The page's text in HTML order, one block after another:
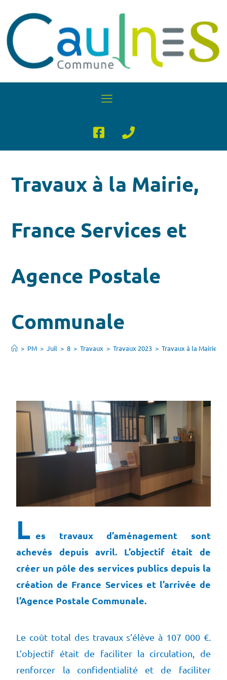
Travaux à la Mairie,
France Services et
Agence Postale
Communale
> PM > Juil > 8 > Travaux > Travaux 2023 > Travaux à la Mairie,
L es travaux d’aménagement sont
achevés depuis avril. L’objectif était de
créer un pôle des services publics depuis la
création de France Services et l’arrivée de
l’Agence Postale Communale.
Le coût total des travaux s’élève à 107 000 €.
L’objectif était de faciliter la circulation, de
renforcer la confidentialité et de faciliter